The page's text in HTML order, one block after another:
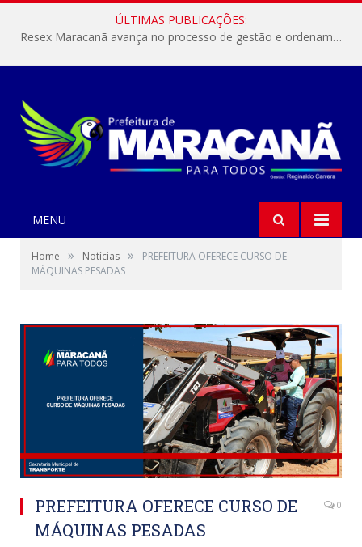
ÚLTIMAS PUBLICAÇÕES:
Resex Maracanã avança no processo de gestão e ordenamento do turismo em nossas áreas protegidas.
MENU
Home » Notícias »
PREFEITURA OFERECE CURSO DE
MÁQUINAS PESADAS
PREFEITURA OFERECE CURSO DE
MÁQUINAS PESADAS
0